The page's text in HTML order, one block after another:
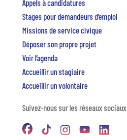
Appels à candidatures
Stages pour demandeurs d’emploi
Missions de service civique
Déposer son propre projet
Voir l’agenda
Accueillir un stagiaire
Accueillir un volontaire
Suivez-nous sur les réseaux sociaux